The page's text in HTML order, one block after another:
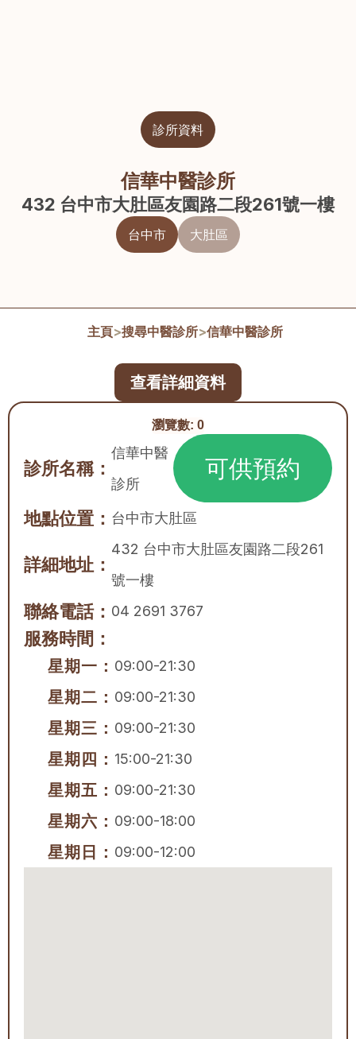
診所資料
信華中醫診所
432 台中市大肚區友園路二段261號一樓
台中市 大肚區
主頁>搜尋中醫診所>信華中醫診所
瀏覽數: 0
診所名稱：
信華中醫
診所
可供預約
地點位置： 台中市大肚區
詳細地址：
432 台中市大肚區友園路二段261
號一樓
聯絡電話： 04 2691 3767
服務時間：
星期一： 09:00-21:30
星期二： 09:00-21:30
星期三： 09:00-21:30
星期四： 15:00-21:30
星期五： 09:00-21:30
星期六： 09:00-18:00
星期日： 09:00-12:00
查看詳細資料